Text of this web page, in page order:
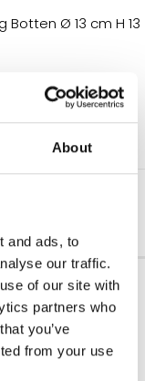
About
and ads, to
our traffic.
of our site with
partners who
you’ve
from your use
Botten Ø 13 cm H 13
Ved 15 kg
Art nr. 9954
195kr
TILL I VARUKORG